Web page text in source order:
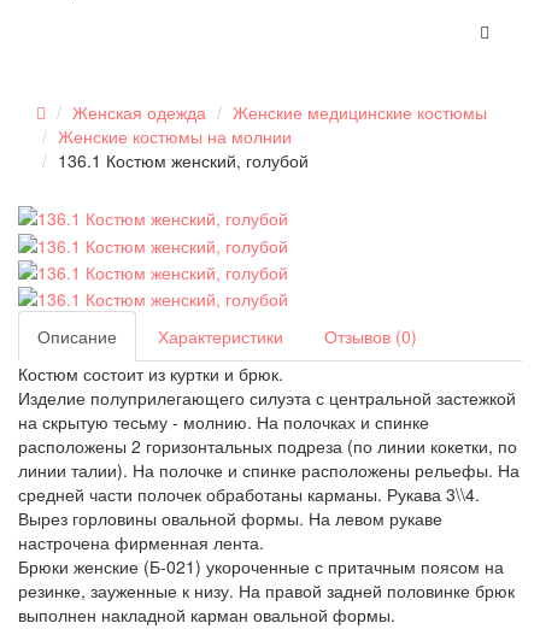
Женская одежда
Женские медицинские костюмы
Женские костюмы на молнии
136.1 Костюм женский, голубой
Описание Характеристики
Отзывов (0)
Костюм состоит из куртки и брюк.
Изделие полуприлегающего силуэта с центральной застежкой
на скрытую тесьму - молнию. На полочках и спинке
расположены 2 горизонтальных подреза (по линии кокетки, по
линии талии). На полочке и спинке расположены рельефы. На
средней части полочек обработаны карманы. Рукава 3\\4.
Вырез горловины овальной формы. На левом рукаве
настрочена фирменная лента.
Брюки женские (Б-021) укороченные с притачным поясом на
резинке, зауженные к низу. На правой задней половинке брюк
выполнен накладной карман овальной формы.